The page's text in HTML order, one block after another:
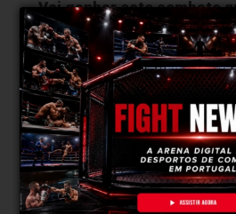
Vai ganhar este combate
vontade de vencer. Somos
atletas tecnicamente e
levar a vitória, resta saber